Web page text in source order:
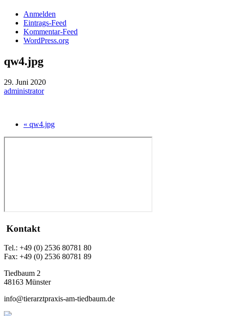
Anmelden
Eintrags-Feed
Kommentar-Feed
WordPress.org
qw4.jpg
29. Juni 2020
administrator
« qw4.jpg
Kontakt
Tel.: +49 (0) 2536 80781 80
Fax: +49 (0) 2536 80781 89
Tiedbaum 2
48163 Münster
info@tierarztpraxis-am-tiedbaum.de